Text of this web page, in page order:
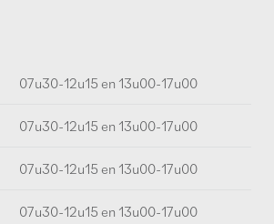
07u30-12u15 en 13u00-17u00
07u30-12u15 en 13u00-17u00
07u30-12u15 en 13u00-17u00
07u30-12u15 en 13u00-17u00